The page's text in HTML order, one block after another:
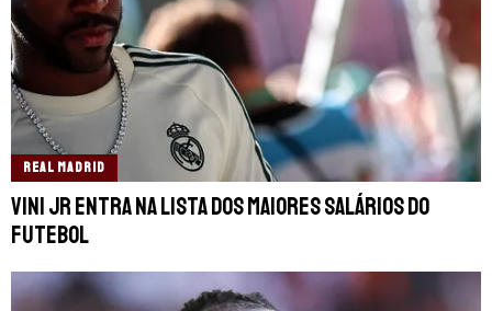
REAL MADRID
Vini Jr entra na lista dos maiores salários do
futebol